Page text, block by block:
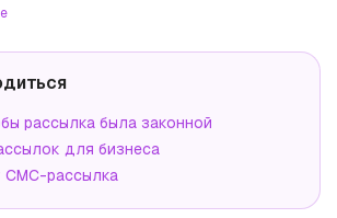
рассылка была законной
для бизнеса
СМС-рассылка